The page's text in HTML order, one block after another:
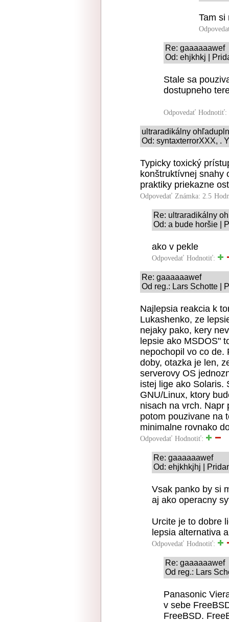
Tam si
Re: gaaaaaawef
Od: ehjkhkj |
Stale sa
dostupneho
Odpovedať Hodnotiť:
ultraradikálny
Od: syntaxterrorXXX, .
Typicky toxický
konštruktívnej snahy
praktiky priekazne
Odpovedať Známka: 2.5
Re: ultraradikálny
Od: a bude horšie |
ako v pekle
Odpovedať Hodnotiť:
Re: gaaaaaawef
Od reg.: Lars Schotte |
Najlepsia reakcia k
Lukashenko, ze
nejaky pako, kery
lepsie ako MSDOS"
nepochopil vo co de.
doby, otazka je len,
serverovy OS
istej lige ako Solaris.
GNU/Linux, ktory
nisach na vrch. Napr
potom pouzivane na
minimalne rovnako
Odpovedať Hodnotiť:
Re: gaaaaaawef
Od: ehjkhkjhj |
Vsak panko by si
aj ako operacny
Urcite je to dobre
lepsia alternativa
Odpovedať Hodnotiť:
Re: gaaaaaawef
Od reg.: Lars
Panasonic
v sebe
FreeBSD.